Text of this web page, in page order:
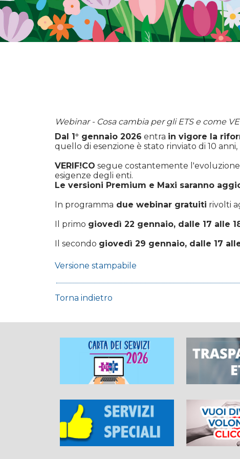
Webinar - Cosa cambia per gli ETS e come
Dal 1° gennaio 2026 entra in vigore la
quello di esenzione è stato rinviato di 10
VERIF!CO segue costantemente
esigenze degli enti.
Le versioni Premium e Maxi saranno
In programma due webinar gratuiti rivolti
Il primo giovedì 22 gennaio, dalle 17 alle
Il secondo giovedì 29 gennaio, dalle 17
Versione stampabile
Torna indietro